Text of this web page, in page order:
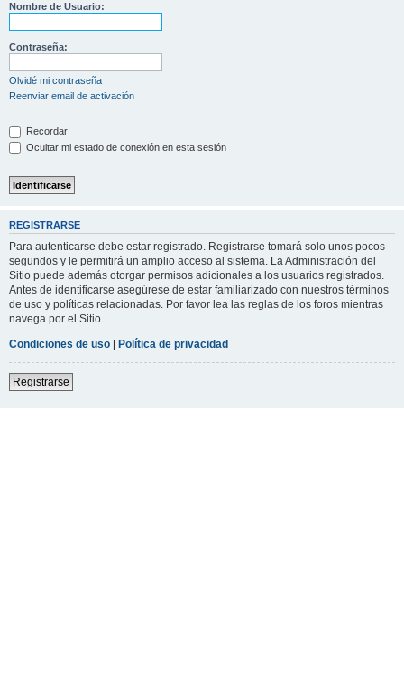
Nombre de Usuario:
Contraseña:
Olvidé mi contraseña
Reenviar email de activación
Recordar
Ocultar mi estado de conexión en esta sesión
REGISTRARSE
Para autenticarse debe estar registrado. Registrarse tomará solo unos pocos
segundos y le permitirá un amplio acceso al sistema. La Administración del
Sitio puede además otorgar permisos adicionales a los usuarios registrados.
Antes de identificarse asegúrese de estar familiarizado con nuestros términos
de uso y políticas relacionadas. Por favor lea las reglas de los foros mientras
navega por el Sitio.
Condiciones de uso | Política de privacidad
Registrarse